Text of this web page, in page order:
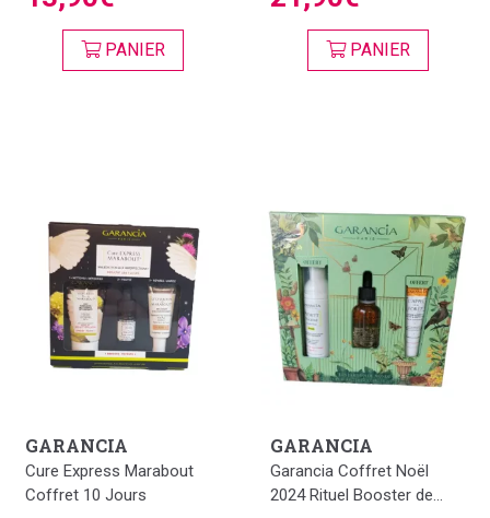
PANIER PANIER
GARANCIA
Cure Express Marabout
Coffret 10 Jours
GARANCIA
Garancia Coffret Noël
2024 Rituel Booster de...